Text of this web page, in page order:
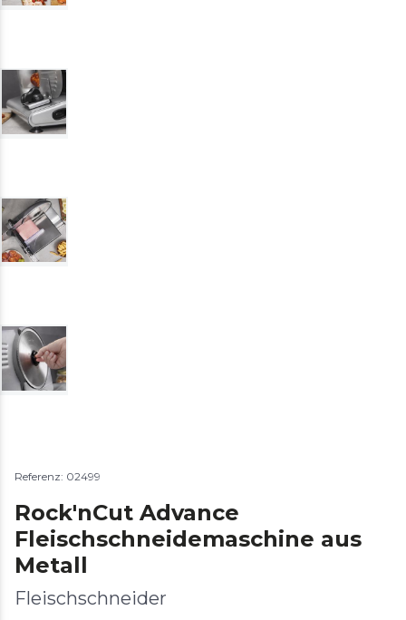
Referenz: 02499
Rock'nCut Advance
Fleischschneidemaschine aus
Metall
Fleischschneider